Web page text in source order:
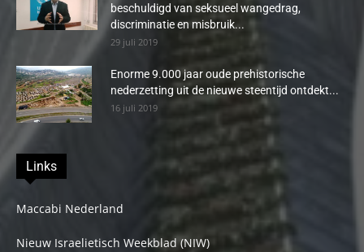
beschuldigd van seksueel wangedrag,
discriminatie en misbruik...
29 juli 2019
Enorme 9.000 jaar oude prehistorische
nederzetting uit de nieuwe steentijd ontdekt...
16 juli 2019
Links
Maccabi Nederland
Nieuw Israelietisch Weekblad (NIW)